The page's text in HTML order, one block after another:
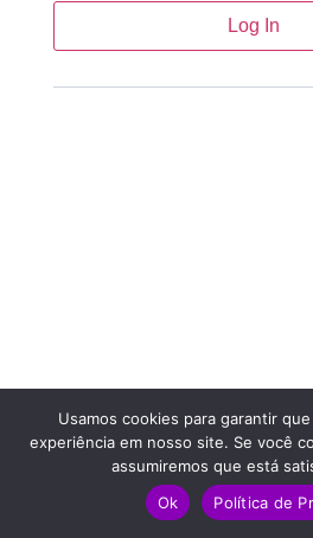
Usamos cookies para garantir
experiência em nosso site. Se você
assumiremos que está
Ok
Política de